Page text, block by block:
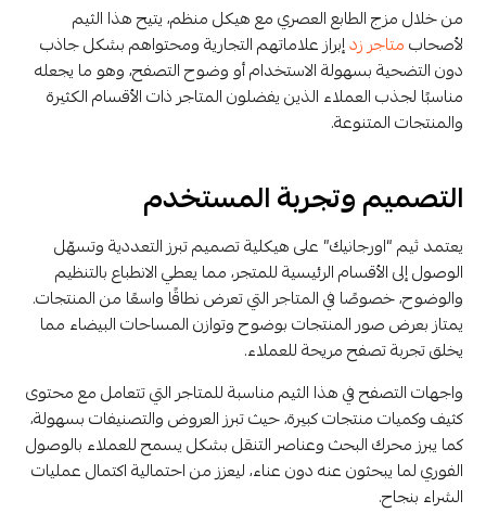
من خلال مزج الطابع العصري مع هيكل منظم، يتيح هذا الثيم
لأصحابمتاجر زدإبراز علاماتهم التجارية ومحتواهم بشكل جاذب
دون التضحية بسهولة الاستخدام أو وضوح التصفح، وهو ما يجعله
مناسبًا لجذب العملاء الذين يفضلون المتاجر ذات الأقسام الكثيرة
والمنتجات المتنوعة.
التصميم وتجربة المستخدم
يعتمد ثيم “اورجانيك” على هيكلية تصميم تبرز التعددية وتسهّل
الوصول إلى الأقسام الرئيسية للمتجر، مما يعطي الانطباع بالتنظيم
والوضوح، خصوصًا في المتاجر التي تعرض نطاقًا واسعًا من المنتجات.
يمتاز بعرض صور المنتجات بوضوح وتوازن المساحات البيضاء مما
يخلق تجربة تصفح مريحة للعملاء.
واجهات التصفح في هذا الثيم مناسبة للمتاجر التي تتعامل مع محتوى
كثيف وكميات منتجات كبيرة، حيث تبرز العروض والتصنيفات بسهولة،
كما يبرز محرك البحث وعناصر التنقل بشكل يسمح للعملاء بالوصول
الفوري لما يبحثون عنه دون عناء، ليعزز من احتمالية اكتمال عمليات
الشراء بنجاح.